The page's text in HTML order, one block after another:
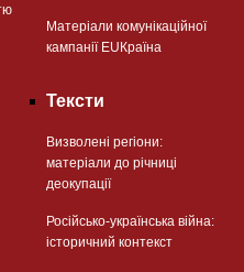
Матеріали комунікаційної
кампанії EUКраїна
Тексти
Визволені регіони:
матеріали до річниці
деокупації
Російсько-українська війна:
історичний контекст